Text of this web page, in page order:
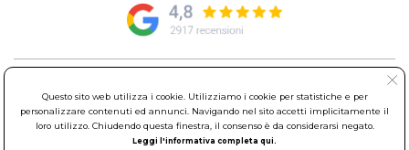
00015 Monterotondo Scalo (RM)
Partita Iva: 01586761007 - Codice Fiscale: 06634500588 Capitale
Sociale 1.600.000,00 Euro i.v. Iscritto al Registro delle Imprese di
Questo sito web utilizza i cookie. Utilizziamo i cookie per statistiche e per
personalizzare contenuti ed annunci. Navigando nel sito accetti implicitamente il
loro utilizzo. Chiudendo questa finestra, il consenso è da considerarsi negato.
Leggi l'informativa completa qui.